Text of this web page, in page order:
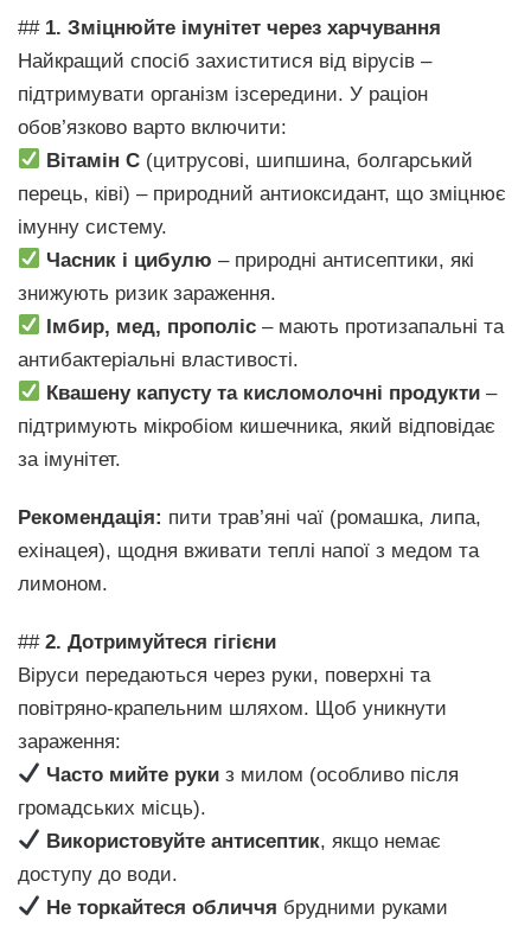
## 1. Зміцнюйте імунітет через харчування
Найкращий спосіб захиститися від вірусів –
підтримувати організм ізсередини. У раціон
обов’язково варто включити:
Вітамін С (цитрусові, шипшина, болгарський
перець, ківі) – природний антиоксидант, що зміцнює
імунну систему.
Часник і цибулю – природні антисептики, які
знижують ризик зараження.
Імбир, мед, прополіс – мають протизапальні та
антибактеріальні властивості.
Квашену капусту та кисломолочні продукти –
підтримують мікробіом кишечника, який відповідає
за імунітет.
Рекомендація: пити трав’яні чаї (ромашка, липа,
ехінацея), щодня вживати теплі напої з медом та
лимоном.
## 2. Дотримуйтеся гігієни
Віруси передаються через руки, поверхні та
повітряно-крапельним шляхом. Щоб уникнути
зараження:
Часто мийте руки з милом (особливо після
громадських місць).
Використовуйте антисептик, якщо немає
доступу до води.
Не торкайтеся обличчя брудними руками